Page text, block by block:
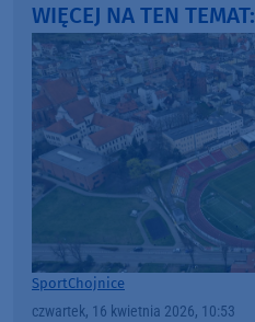
WIĘCEJ NA TEN TEMAT:
SportChojnice
czwartek, 16 kwietnia 2026, 10:53